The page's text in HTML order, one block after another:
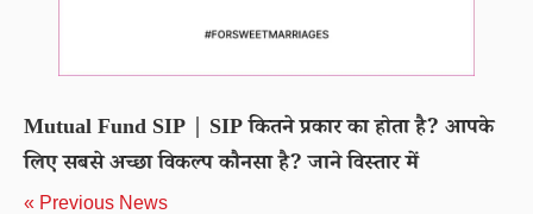
Mutual Fund SIP | SIP कितने प्रकार का होता है? आपके
लिए सबसे अच्छा विकल्प कौनसा है? जाने विस्तार में
« Previous News